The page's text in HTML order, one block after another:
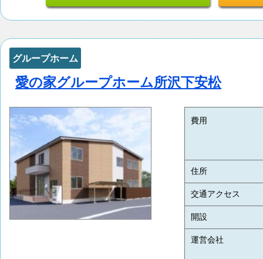
グループホーム
愛の家グループホーム所沢下安松
費用
住所
交通アクセス
開設
運営会社